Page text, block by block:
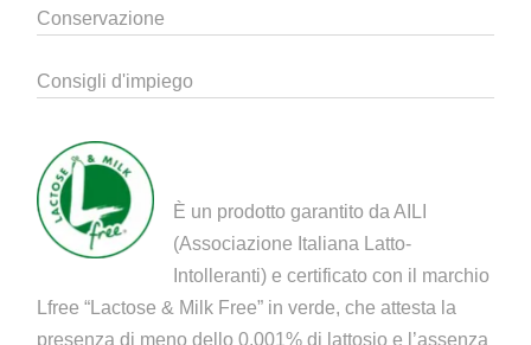
Conservazione
Consigli d'impiego
È un prodotto garantito da AILI
(Associazione Italiana Latto-
Intolleranti) e certificato con il marchio
Lfree “Lactose & Milk Free” in verde, che attesta la
presenza di meno dello 0,001% di lattosio e l’assenza